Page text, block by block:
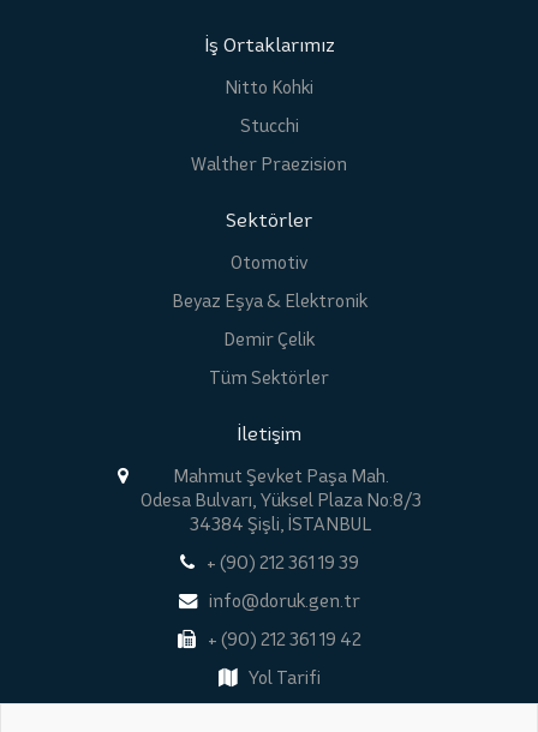
İş Ortaklarımız
Nitto Kohki
Stucchi
Walther Praezision
Sektörler
Otomotiv
Beyaz Eşya & Elektronik
Demir Çelik
Tüm Sektörler
İletişim
Mahmut Şevket Paşa Mah.
Odesa Bulvarı, Yüksel Plaza No:8/3
34384 Şişli, İSTANBUL
+ (90) 212 361 19 39
info@doruk.gen.tr
+ (90) 212 361 19 42
Yol Tarifi